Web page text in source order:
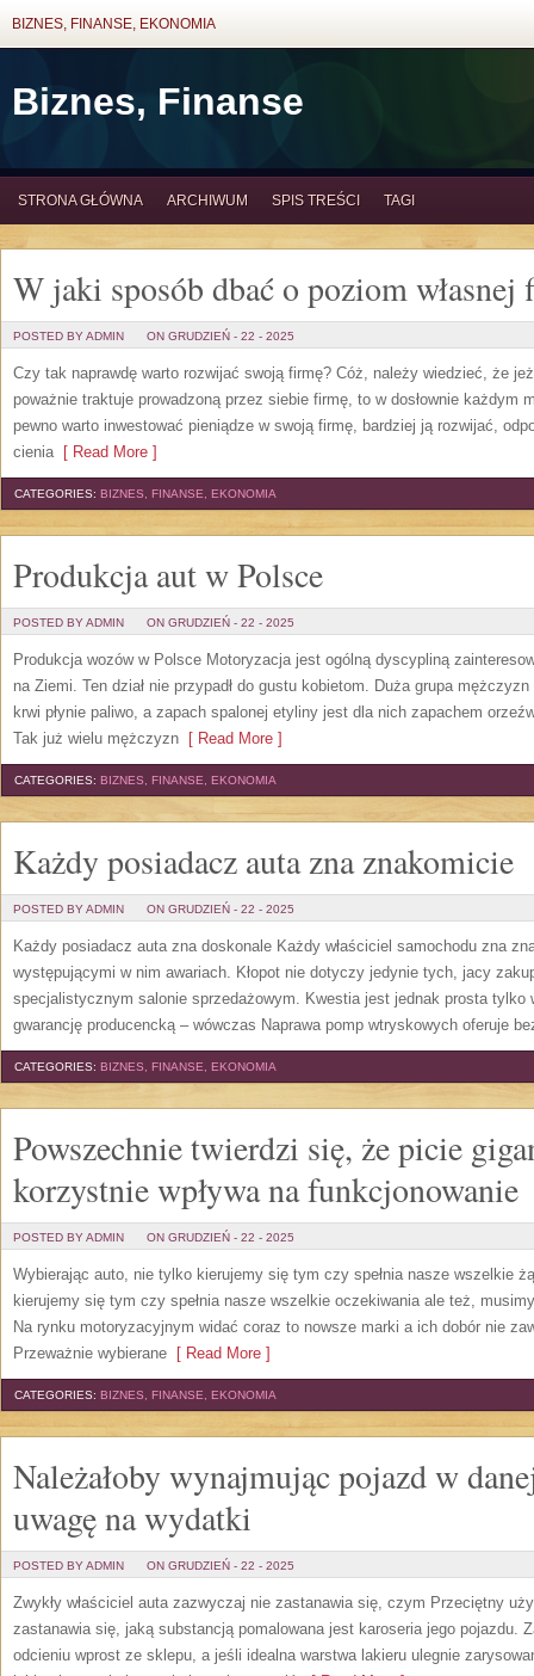
BIZNES, FINANSE, EKONOMIA
Biznes, Finanse
STRONA GŁÓWNA ARCHIWUM SPIS TREŚCI TAGI
W jaki sposób dbać o poziom własnej
POSTED BY ADMIN ON GRUDZIEŃ - 22 - 2025
Czy tak naprawdę warto rozwijać swoją firmę? Cóż, należy wiedzieć, że
poważnie traktuje prowadzoną przez siebie firmę, to w dosłownie każdym
pewno warto inwestować pieniądze w swoją firmę, bardziej ją rozwijać,
cienia[ Read More ]
CATEGORIES: BIZNES, FINANSE, EKONOMIA
Produkcja aut w Polsce
POSTED BY ADMIN ON GRUDZIEŃ - 22 - 2025
Produkcja wozów w Polsce Motoryzacja jest ogólną dyscypliną
na Ziemi. Ten dział nie przypadł do gustu kobietom. Duża grupa
krwi płynie paliwo, a zapach spalonej etyliny jest dla nich zapachem
Tak już wielu mężczyzn [ Read More ]
CATEGORIES: BIZNES, FINANSE, EKONOMIA
Każdy posiadacz auta zna znakomicie
POSTED BY ADMIN ON GRUDZIEŃ - 22 - 2025
Każdy posiadacz auta zna doskonale Każdy właściciel samochodu zna
występującymi w nim awariach. Kłopot nie dotyczy jedynie tych, jacy
specjalistycznym salonie sprzedażowym. Kwestia jest jednak prosta tylko
gwarancję producencką – wówczas Naprawa pomp wtryskowych oferuje
CATEGORIES: BIZNES, FINANSE, EKONOMIA
Powszechnie twierdzi się, że picie
korzystnie wpływa na funkcjonowanie
POSTED BY ADMIN ON GRUDZIEŃ - 22 - 2025
Wybierając auto, nie tylko kierujemy się tym czy spełnia nasze wszelkie
kierujemy się tym czy spełnia nasze wszelkie oczekiwania ale też,
Na rynku motoryzacyjnym widać coraz to nowsze marki a ich dobór nie
Przeważnie wybierane [ Read More ]
CATEGORIES: BIZNES, FINANSE, EKONOMIA
Należałoby wynajmując pojazd w
uwagę na wydatki
POSTED BY ADMIN ON GRUDZIEŃ - 22 - 2025
Zwykły właściciel auta zazwyczaj nie zastanawia się, czym Przeciętny
zastanawia się, jaką substancją pomalowana jest karoseria jego pojazdu.
odcieniu wprost ze sklepu, a jeśli idealna warstwa lakieru ulegnie